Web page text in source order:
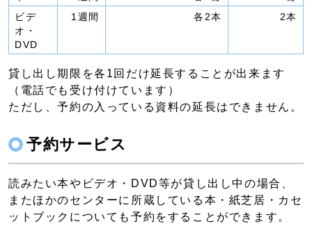
ビデ
オ・
DVD
1週間 各2本 2本
貸し出し期限を各1回だけ延長することが出来ます
（電話でも受け付けています）
ただし、予約の入っている資料の延長はできません。
予約サービス
読みたい本やビデオ・DVD等が貸し出し中の場合、
またほかのセンターに所蔵している本・紙芝居・カセ
ットブックについても予約をすることができます。